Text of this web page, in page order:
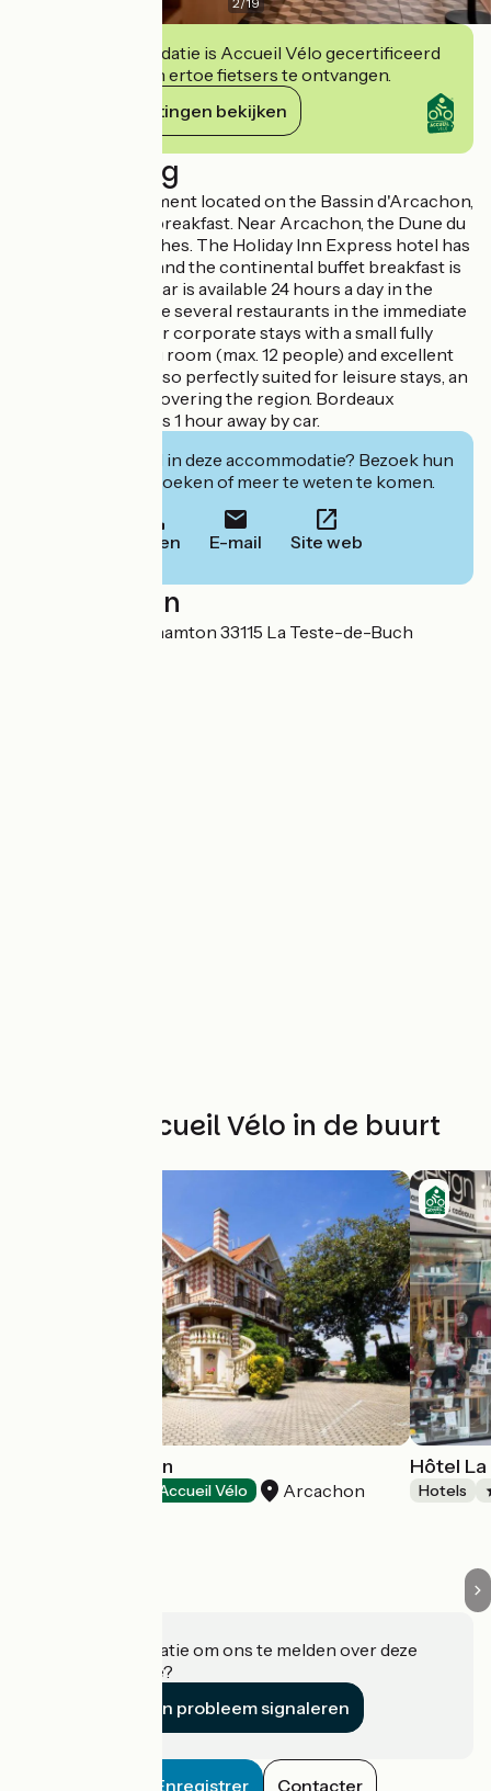
Deze accommodatie is Accueil Vélo gecertificeerd
en verbindt zich ertoe fietsers te ontvangen.
Haar verplichtingen bekijken
Beschrijving
Superb establishment located on the Bassin d'Arcachon,
free wifi and free breakfast. Near Arcachon, the Dune du
Pilat and the beaches. The Holiday Inn Express hotel has
a private parking and the continental buffet breakfast is
offered. A snack bar is available 24 hours a day in the
hotel and there are several restaurants in the immediate
vicinity. Perfect for corporate stays with a small fully
equipped meeting room (max. 12 people) and excellent
wifi. The hotel is also perfectly suited for leisure stays, an
ideal base for discovering the region. Bordeaux
Mérignac airport is 1 hour away by car.
Geïnteresseerd in deze accommodatie? Bezoek hun
website om te boeken of meer te weten te komen.
Bellen E-mail Site web
Localisation
9 avenue de Binghamton 33115 La Teste-de-Buch
Andere Accueil Vélo in de buurt
Hôtel Le Dauphin
Accueil Vélo Arcachon
Hôtel
Hotels
Heeft u informatie om ons te melden over deze
accommodatie?
Een probleem signaleren
Enregistrer Contacter